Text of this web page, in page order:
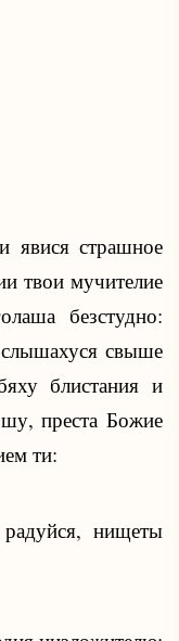
явися страшное
твои мучителие
безстудно:
свыше
блистания и
преста Божие
ти:
нищеты